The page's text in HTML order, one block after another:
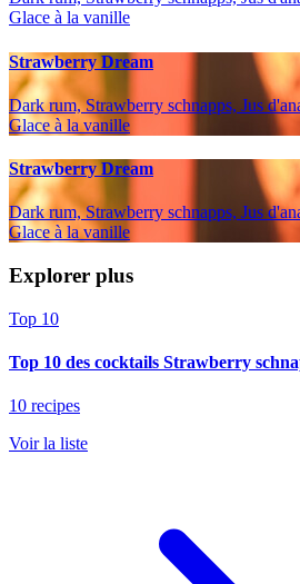
Glace à la vanille
Strawberry Dream
Dark rum, Strawberry schnapps, Jus
Glace à la vanille
Strawberry Dream
Dark rum, Strawberry schnapps, Jus
Glace à la vanille
Explorer plus
Top 10
Top 10 des cocktails Strawberry
10 recipes
Voir la liste